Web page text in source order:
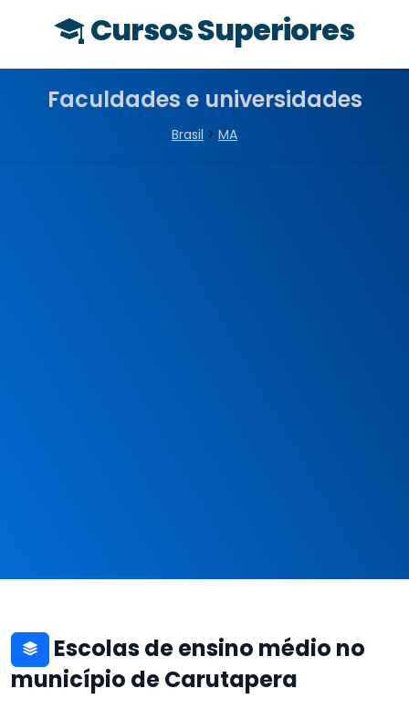
Cursos Superiores
Faculdades e universidades
Brasil > MA
Escolas de ensino médio no
município de Carutapera